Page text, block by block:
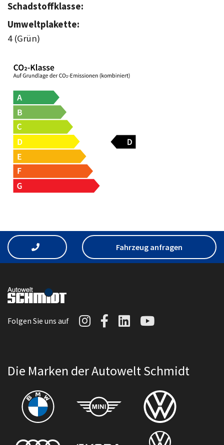
Schadstoffklasse:
Umweltplakette:
4 (Grün)
Fahrzeug anfragen
Folgen Sie uns auf Autowelt Schmidt auf
Autowelt Schmidt
AutoweltAutowelt
Die Marken der Autowelt Schmidt